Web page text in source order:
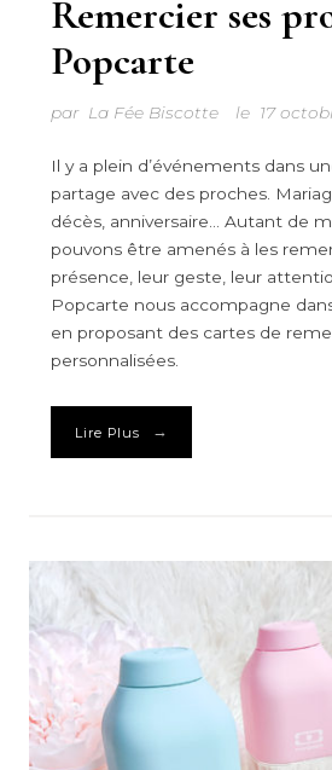
Remercier ses
Popcarte
par La Fée Biscotte le 17
Il y a plein d’événements dans
partage avec des proches.
décès, anniversaire… Autant de
pouvons être amenés à les
présence, leur geste, leur
Popcarte nous accompagne
en proposant des cartes de
personnalisées.
Lire Plus →